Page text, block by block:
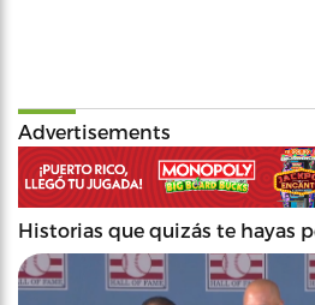
Advertisements
Historias que quizás te hayas